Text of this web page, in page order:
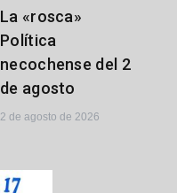
La «rosca»
Política
necochense del 2
de agosto
2 de agosto de 2026